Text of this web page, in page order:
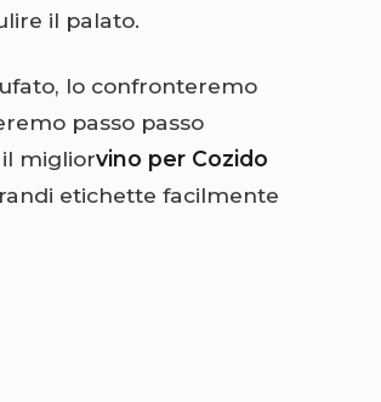
il palato.
lo confronteremo
passo passo
migliorvino per Cozido
etichette facilmente